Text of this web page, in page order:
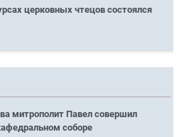
церковных чтецов состоялся
митрополит Павел совершил
соборе